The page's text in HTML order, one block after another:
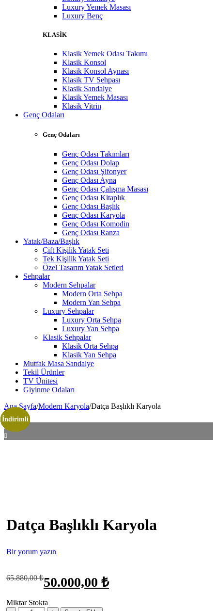
Luxury Yemek Masası
Luxury Benç
KLASİK
Klasik Yemek Odası Takımı
Klasik Konsol
Klasik Konsol Aynası
Klasik TV Sehpası
Klasik Sandalye
Klasik Yemek Masası
Klasik Vitrin
Genç Odaları
Genç Odaları
Genç Odası Takımları
Genç Odası Dolap
Genç Odası Şifonyer
Genç Odası Ayna
Genç Odası Çalışma Masası
Genç Odası Kitaplık
Genç Odası Başlık
Genç Odası Karyola
Genç Odası Komodin
Genç Odası Ranza
Yatak/Baza/Başlık
Çift Kişilik Yatak Seti
Tek Kişilik Yatak Seti
Özel Tasarım Yatak Setleri
Sehpalar
Modern Sehpalar
Modern Orta Sehpa
Modern Yan Sehpa
Luxury Sehpalar
Luxury Orta Sehpa
Luxury Yan Sehpa
Klasik Sehpalar
Klasik Orta Sehpa
Klasik Yan Sehpa
Mutfak Masa Sandalye
Tekil Ürünler
TV Ünitesi
Giyinme Odaları
Ana Sayfa/Modern Karyola/Datça Başlıklı Karyola
Datça Başlıklı Karyola
Bir yorum yazın
65.880,00₺
Orijinal
50.000,00 ₺
Şu
50.000,00 ₺.
Miktar Stokta
İndirimli
İndirimli
İndirimli
İndirimli
İndirimli
İndirimli
İndirimli
İndirimli
İndirimli
İndirimli
İndirimli
İndirimli
İndirimli
İndirimli